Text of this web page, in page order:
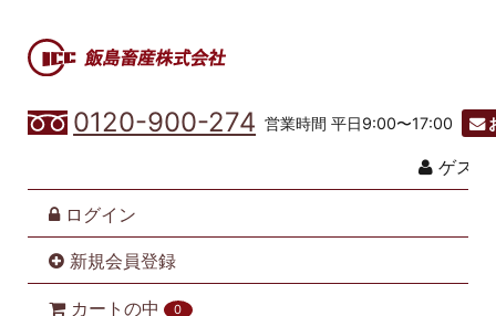
0120-900-274 営業時間 平日9:00〜17:00
ゲスト
ログイン
新規会員登録
カートの中 0